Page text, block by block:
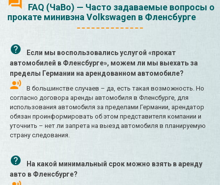
FAQ (ЧаВо) — Часто задаваемые вопросы о
прокате минивэна Volkswagen в Фленсбурге
Если мы воспользовались услугой «прокат
автомобилей в Фленсбурге», можем ли мы выехать за
пределы Германии на арендованном автомобиле?
В большинстве случаев – да, есть такая возможность. Но
согласно договора аренды автомобиля в Фленсбурге, для
использования автомобиля за пределами Германии, арендатор
обязан проинформировать об этом представителя компании и
уточнить – нет ли запрета на выезд автомобиля в планируемую
страну следования.
На какой минимальный срок можно взять в аренду
авто в Фленсбурге?